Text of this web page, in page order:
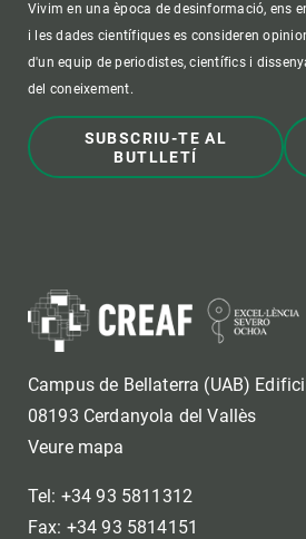
Vivim en una època de desinformació, ens
i les dades científiques es consideren
d'un equip de periodistes, científics i
del coneixement.
SUBSCRIU-TE AL
BUTLLETÍ
Campus de Bellaterra (UAB)
08193 Cerdanyola del Vallès
Veure mapa
Tel: +34 93 5811312
Fax: +34 93 5814151